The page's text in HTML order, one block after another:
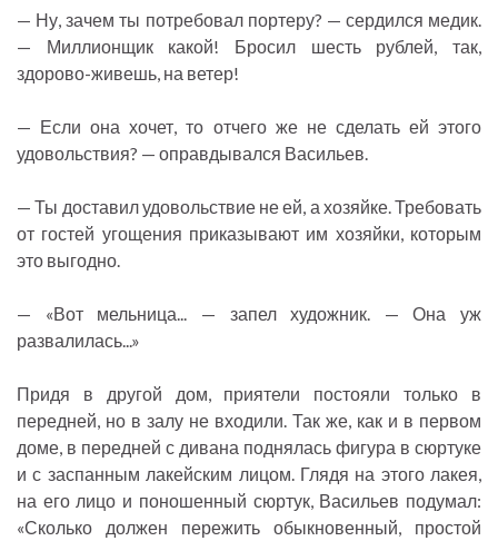
— Ну, зачем ты потребовал портеру? — сердился медик.
— Миллионщик какой! Бросил шесть рублей, так,
здорово-живешь, на ветер!
— Если она хочет, то отчего же не сделать ей этого
удовольствия? — оправдывался Васильев.
— Ты доставил удовольствие не ей, а хозяйке. Требовать
от гостей угощения приказывают им хозяйки, которым
это выгодно.
— «Вот мельница... — запел художник. — Она уж
развалилась...»
Придя в другой дом, приятели постояли только в
передней, но в залу не входили. Так же, как и в первом
доме, в передней с дивана поднялась фигура в сюртуке
и с заспанным лакейским лицом. Глядя на этого лакея,
на его лицо и поношенный сюртук, Васильев подумал:
«Сколько должен пережить обыкновенный, простой